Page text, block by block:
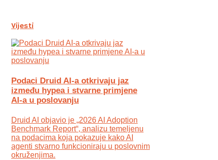
Vijesti
Podaci Druid AI-a otkrivaju jaz
između hypea i stvarne primjene
AI-a u poslovanju
Druid AI objavio je „2026 AI Adoption
Benchmark Report“, analizu temeljenu
na podacima koja pokazuje kako AI
agenti stvarno funkcioniraju u poslovnim
okruženjima.